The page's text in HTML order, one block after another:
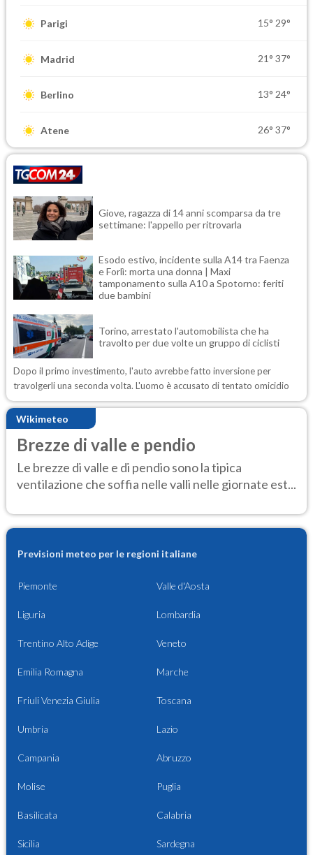
Parigi 15° 29°
Madrid 21° 37°
Berlino 13° 24°
Atene 26° 37°
Giove, ragazza di 14 anni scomparsa da tre
settimane: l'appello per ritrovarla
Esodo estivo, incidente sulla A14 tra Faenza
e Forlì: morta una donna | Maxi
tamponamento sulla A10 a Spotorno: feriti
due bambini
Torino, arrestato l'automobilista che ha
travolto per due volte un gruppo di ciclisti
Dopo il primo investimento, l'auto avrebbe fatto inversione per
travolgerli una seconda volta. L'uomo è accusato di tentato omicidio
Wikimeteo
Brezze di valle e pendio
Le brezze di valle e di pendio sono la tipica
ventilazione che soffia nelle valli nelle giornate est...
Previsioni meteo per le regioni italiane
Piemonte Valle d'Aosta
Liguria Lombardia
Trentino Alto Adige Veneto
Emilia Romagna Marche
Friuli Venezia Giulia Toscana
Umbria Lazio
Campania Abruzzo
Molise Puglia
Basilicata Calabria
Sicilia Sardegna